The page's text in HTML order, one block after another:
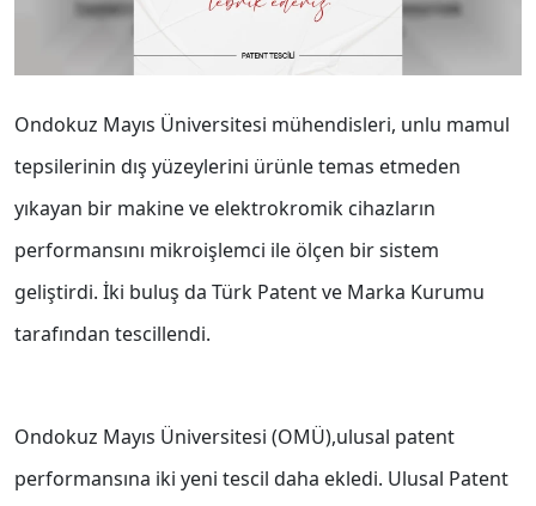
Ondokuz Mayıs Üniversitesi mühendisleri, unlu mamul
tepsilerinin dış yüzeylerini ürünle temas etmeden
yıkayan bir makine ve elektrokromik cihazların
performansını mikroişlemci ile ölçen bir sistem
geliştirdi. İki buluş da Türk Patent ve Marka Kurumu
tarafından tescillendi.
Ondokuz Mayıs Üniversitesi (OMÜ),ulusal patent
performansına iki yeni tescil daha ekledi. Ulusal Patent